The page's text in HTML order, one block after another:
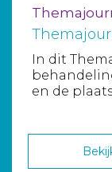
In dit
en de